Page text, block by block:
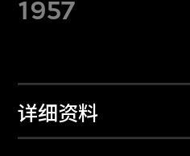
1957
详细资料